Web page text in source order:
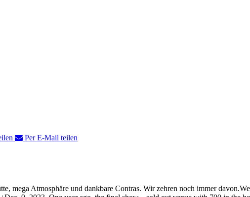
Per E-Mail teilen
mega Atmosphäre und dankbare Contras. Wir zehren noch immer davon.